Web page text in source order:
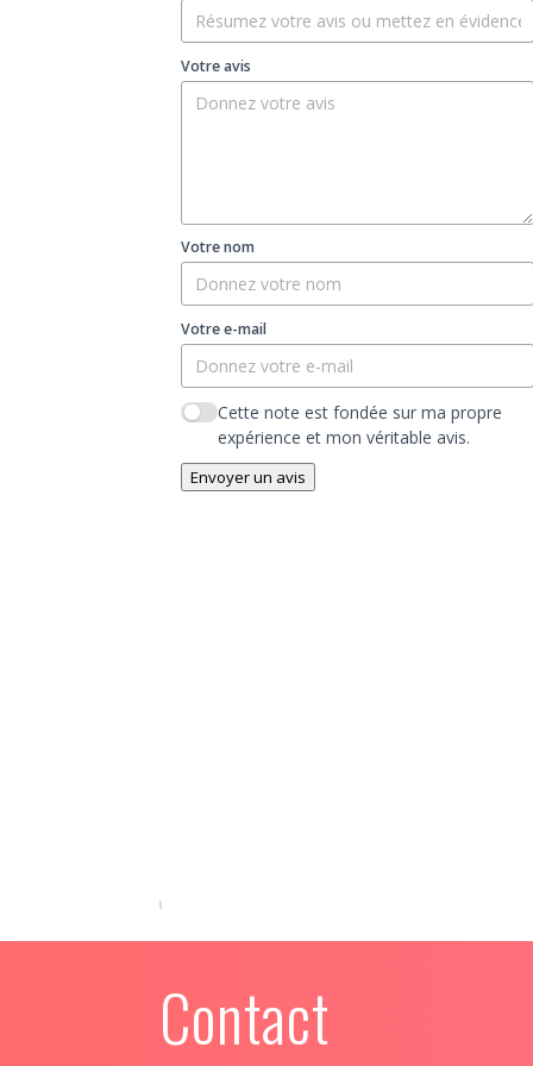
Votre avis
Votre nom
Votre e-mail
Cette note est fondée sur ma propre
expérience et mon véritable avis.
Envoyer un avis
Contact